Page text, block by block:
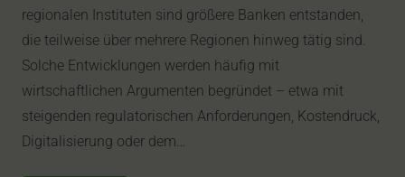
regionalen Instituten sind größere Banken entstanden,
die teilweise über mehrere Regionen hinweg tätig sind.
Solche Entwicklungen werden häufig mit
wirtschaftlichen Argumenten begründet – etwa mit
steigenden regulatorischen Anforderungen, Kostendruck,
Digitalisierung oder dem…